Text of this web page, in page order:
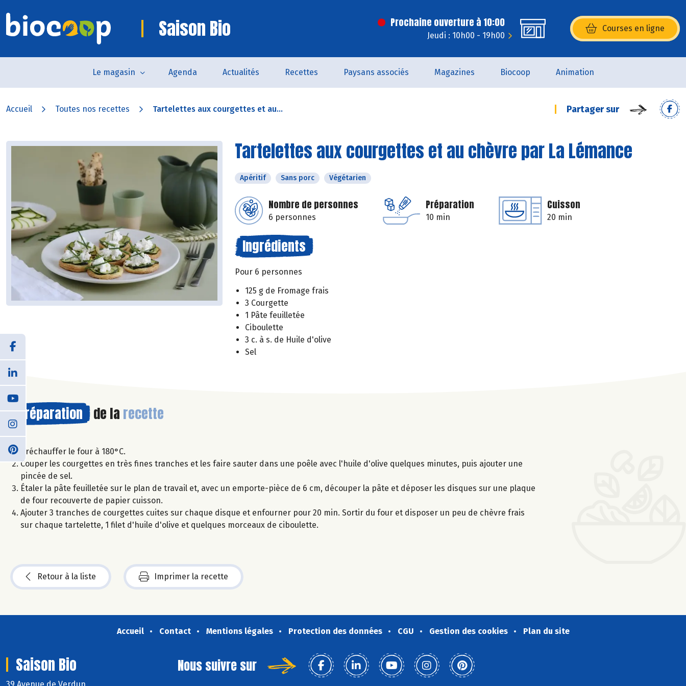
Saison Bio Prochaine ouverture à 10:00
Jeudi : 10h00 - 19h00
Courses en ligne
(s’ouvre dans une nouvelle
Le magasin Agenda Actualités Recettes Paysans associés Magazines Biocoop Animation
Accueil Toutes nos recettes Tartelettes aux courgettes et au... Partager sur
Tartelettes aux courgettes et au chèvre par La Lémance
Apéritif Sans porc Végétarien
Nombre de personnes
6 personnes
Préparation
10 min
Cuisson
20 min
Ingrédients
Pour 6 personnes
125 g de Fromage frais
3 Courgette
1 Pâte feuilletée
Ciboulette
3 c. à s. de Huile d'olive
Sel
Préparation de la recette
Préchauffer le four à 180°C.
Couper les courgettes en très fines tranches et les faire sauter dans une poêle avec l'huile d'olive quelques minutes, puis ajouter une
pincée de sel.
Étaler la pâte feuilletée sur le plan de travail et, avec un emporte-pièce de 6 cm, découper la pâte et déposer les disques sur une plaque
de four recouverte de papier cuisson.
Ajouter 3 tranches de courgettes cuites sur chaque disque et enfourner pour 20 min. Sortir du four et disposer un peu de chèvre frais
sur chaque tartelette, 1 filet d'huile d'olive et quelques morceaux de ciboulette.
Retour à la liste Imprimer la recette
Accueil Contact Mentions légales Protection des données CGU Gestion des cookies Plan du site
Saison Bio
39 Avenue de Verdun
Nous suivre sur